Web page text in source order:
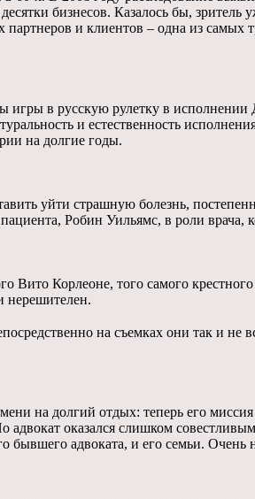
бизнесов. Казалось бы, зритель
и клиентов – одна из самых
в русскую рулетку в исполнении
и естественность
на долгие годы.
уйти страшную болезнь,
Робин Уильямс, в роли врача,
Вито Корлеоне, того самого
нерешителен.
на съемках они так и
на долгий отдых: теперь его
оказался слишком
бывшего адвоката, и его семьи.